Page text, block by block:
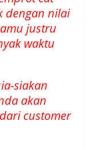
dengan nilai
justru
waktu
siakan
akan
customer